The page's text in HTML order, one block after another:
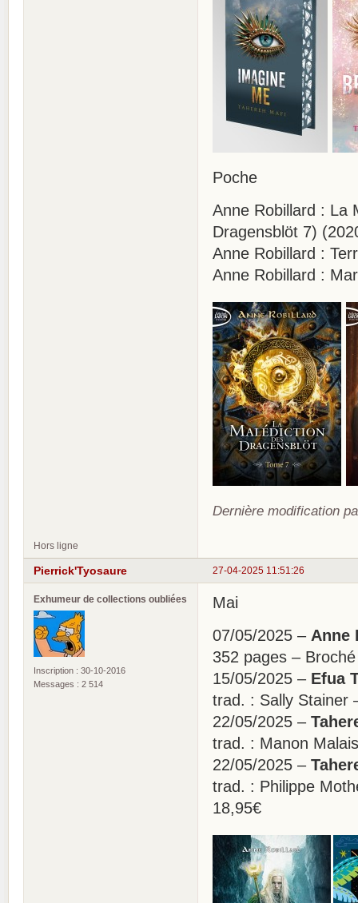
Poche
Anne Robillard : La
Dragensblöt 7)
Anne Robillard :
Anne Robillard :
Dernière modification
Hors ligne
27-04-2025 11:51:26
Pierrick'Tyosaure
Exhumeur de collections oubliées
Inscription : 30-10-2016
Messages : 2 514
Mai
07/05/2025 – Anne
352 pages –
15/05/2025 – Efua
trad. : Sally Stainer
22/05/2025 –
trad. : Manon
22/05/2025 –
trad. : Philippe
18,95€